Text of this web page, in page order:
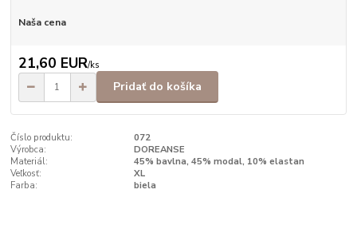
Naša cena
21,60 EUR/ks
Pridať do košíka
Číslo produktu:
072
Výrobca:
DOREANSE
Materiál:
45% bavlna, 45% modal, 10% elastan
Veľkosť:
XL
Farba:
biela